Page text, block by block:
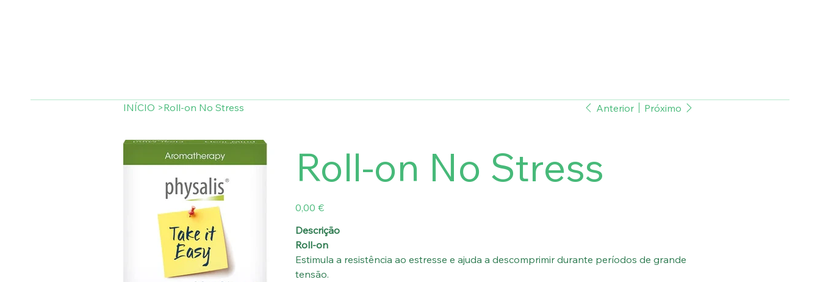
INÍCIO >Roll-on No Stress Anterior Próximo
Roll-on No Stress
Preço
0,00 €
Descrição
Roll-on
Estimula a resistência ao estresse e ajuda a descomprimir durante períodos de grande
tensão.